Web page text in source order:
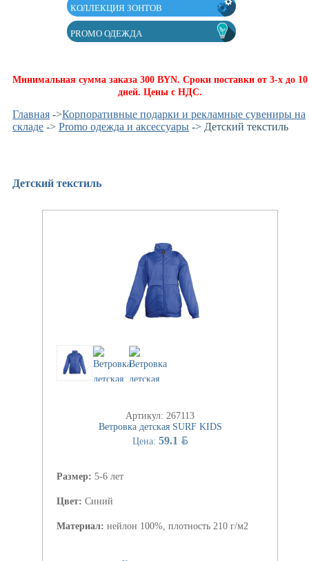
КОЛЛЕКЦИЯ ЗОНТОВ
PROMO ОДЕЖДА
Минимальная сумма заказа 300 BYN. Сроки поставки от 3-х до 10
дней. Цены с НДС.
Главная ->Корпоративные подарки и рекламные сувениры на
складе -> Promo одежда и аксессуары -> Детский текстиль
Детский текстиль
Артикул: 267113
Ветровка детская SURF KIDS
Цена: 59.1 BYN
Размер: 5-6 лет
Цвет: Синий
Материал: нейлон 100%, плотность 210 г/м2